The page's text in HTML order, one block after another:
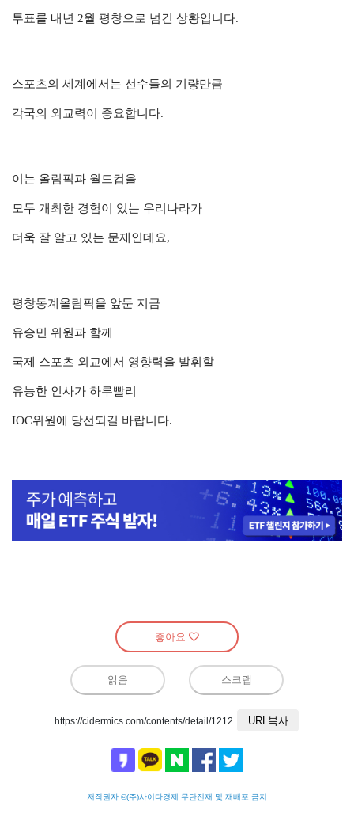
투표를 내년 2월 평창으로 넘긴 상황입니다.
스포츠의 세계에서는 선수들의 기량만큼
각국의 외교력이 중요합니다.
이는 올림픽과 월드컵을
모두 개최한 경험이 있는 우리나라가
더욱 잘 알고 있는 문제인데요,
평창동계올림픽을 앞둔 지금
유승민 위원과 함께
국제 스포츠 외교에서 영향력을 발휘할
유능한 인사가 하루빨리
IOC위원에 당선되길 바랍니다.
좋아요
읽음 스크랩
https://cidermics.com/contents/detail/1212 URL복사
저작권자 ©(주)사이다경제 무단전재 및 재배포 금지